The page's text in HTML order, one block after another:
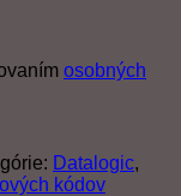
osobných
Datalogic,
kódov